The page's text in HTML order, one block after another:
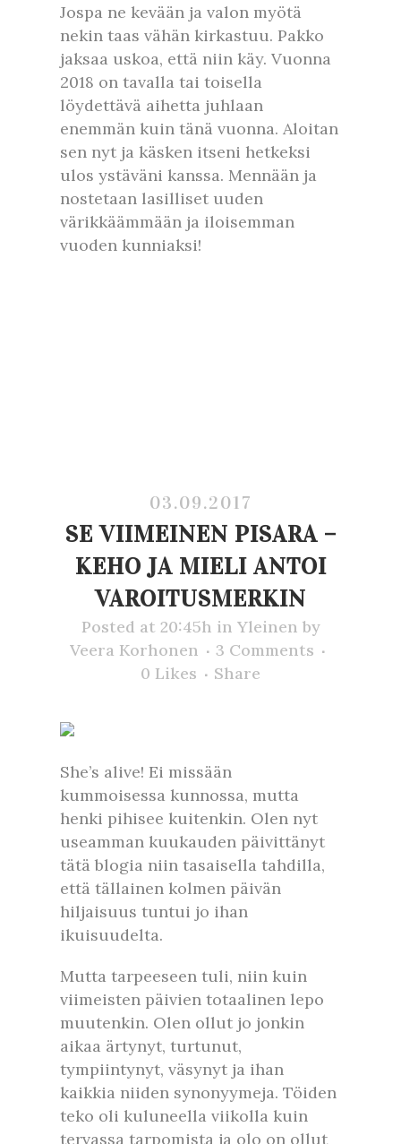
Jospa ne kevään ja valon myötä
nekin taas vähän kirkastuu. Pakko
jaksaa uskoa, että niin käy. Vuonna
2018 on tavalla tai toisella
löydettävä aihetta juhlaan
enemmän kuin tänä vuonna. Aloitan
sen nyt ja käsken itseni hetkeksi
ulos ystäväni kanssa. Mennään ja
nostetaan lasilliset uuden
värikkäämmään ja iloisemman
vuoden kunniaksi!
03.09.2017
SE VIIMEINEN PISARA –
KEHO JA MIELI ANTOI
VAROITUSMERKIN
Posted at 20:45h in Yleinen by
Veera Korhonen
3 Comments
0 Likes Share
She’s alive! Ei missään
kummoisessa kunnossa, mutta
henki pihisee kuitenkin. Olen nyt
useamman kuukauden päivittänyt
tätä blogia niin tasaisella tahdilla,
että tällainen kolmen päivän
hiljaisuus tuntui jo ihan
ikuisuudelta.
Mutta tarpeeseen tuli, niin kuin
viimeisten päivien totaalinen lepo
muutenkin. Olen ollut jo jonkin
aikaa ärtynyt, turtunut,
tympiintynyt, väsynyt ja ihan
kaikkia niiden synonyymeja. Töiden
teko oli kuluneella viikolla kuin
tervassa tarpomista ja olo on ollut